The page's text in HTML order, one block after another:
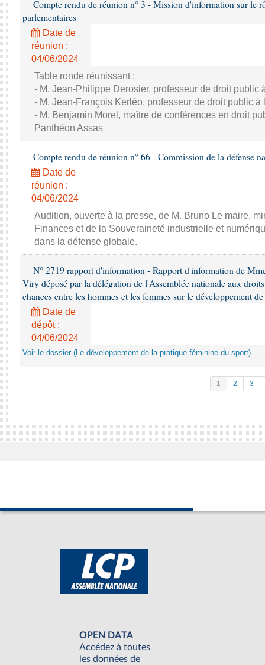
Compte rendu de réunion n° 3 - Mission d'information sur le
parlementaires
Date de
réunion :
04/06/2024
Table ronde réunissant :
- M. Jean-Philippe Derosier, professeur de droit public
- M. Jean-François Kerléo, professeur de droit public
- M. Benjamin Morel, maître de conférences en droit
Panthéon Assas
Compte rendu de réunion n° 66 - Commission de la défense
Date de
réunion :
04/06/2024
Audition, ouverte à la presse, de M. Bruno Le maire,
Finances et de la Souveraineté industrielle et
dans la défense globale.
N° 2719 rapport d'information - Rapport d'information de
Viry déposé par la délégation de l'Assemblée nationale aux
chances entre les hommes et les femmes sur le développement
Date de
dépôt :
04/06/2024
Voir le dossier (Le développement de la pratique féminine du sport)
1 2 3
OPEN DATA
Accédez à toutes
les données de